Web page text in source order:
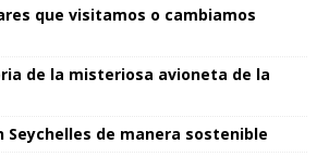
que visitamos o cambiamos
de la misteriosa avioneta de la
Seychelles de manera sostenible